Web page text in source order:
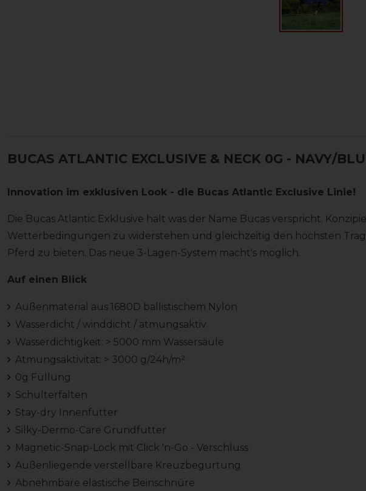
BUCAS ATLANTIC EXCLUSIVE & NECK 0G - NAVY/
Innovation im exklusiven Look - die Bucas Atlantic Exclusive Linie!
Die Bucas Atlantic Exklusive hält was der Name Bucas verspricht.
Wetterbedingungen zu widerstehen und gleichzeitig den höchsten
Pferd zu bieten. Das neue 3-Lagen-System macht's möglich.
Auf einen Blick
Außenmaterial aus 1680D ballistischem Nylon
Wasserdicht / winddicht / atmungsaktiv
Wasserdichtigkeit: > 5000 mm Wassersäule
Atmungsaktivität: > 3000 g/24h/m²
0g Füllung
Schulterfalten
Stay-dry Innenfutter
Silky-Dermo-Care Grundfutter
Magnetic-Snap-Lock mit Click 'n-Go - Verschluss
Außenliegende verstellbare Kreuzbegurtung
Abnehmbare elastische Beinschnüre